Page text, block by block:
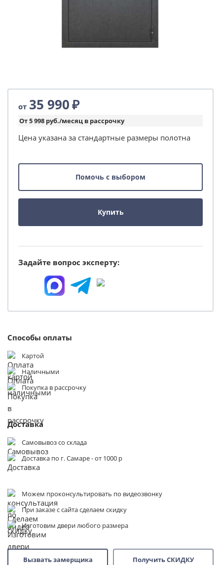
Можем проконсультировать по видеозвонку
При заказе с сайта сделаем скидку
Изготовим двери любого размера
Вызвать замерщика Получить СКИДКУ
от 35 990₽
От 5 998 руб./месяц в рассрочку
Цена указана за стандартные размеры полотна
Помочь с выбором
Купить
Задайте вопрос эксперту:
Способы оплаты
Картой
Наличными
Покупка в рассрочку
Доставка
Самовывоз со склада
Доставка по г. Самаре - от 1000 р